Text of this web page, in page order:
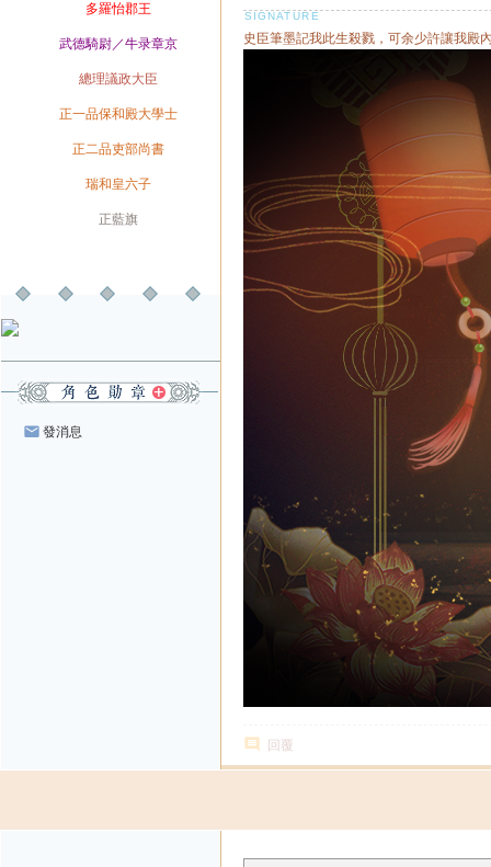
多羅怡郡王
武德騎尉／牛录章京
總理議政大臣
正一品保和殿大學士
正二品吏部尚書
瑞和皇六子
正藍旗
發消息
史臣筆墨記我此生殺戮，可余少許讓我殿
回覆